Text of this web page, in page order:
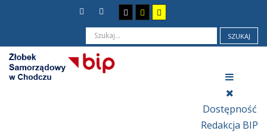
SZUKAJ
Dostępność
Redakcja BIP